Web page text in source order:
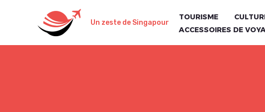
Un zeste de Singapour
TOURISME
ACCESSOIRES DE